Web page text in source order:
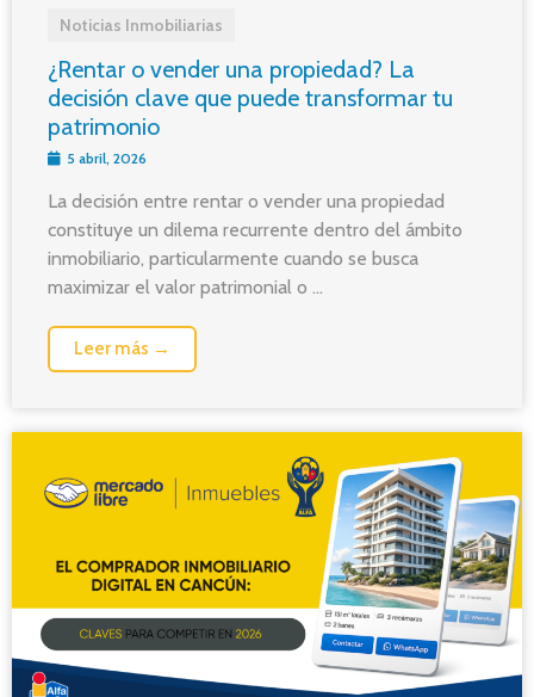
Noticias Inmobiliarias
¿Rentar o vender una propiedad? La
decisión clave que puede transformar tu
patrimonio
5 abril, 2026
La decisión entre rentar o vender una propiedad
constituye un dilema recurrente dentro del ámbito
inmobiliario, particularmente cuando se busca
maximizar el valor patrimonial o ...
Leer más →